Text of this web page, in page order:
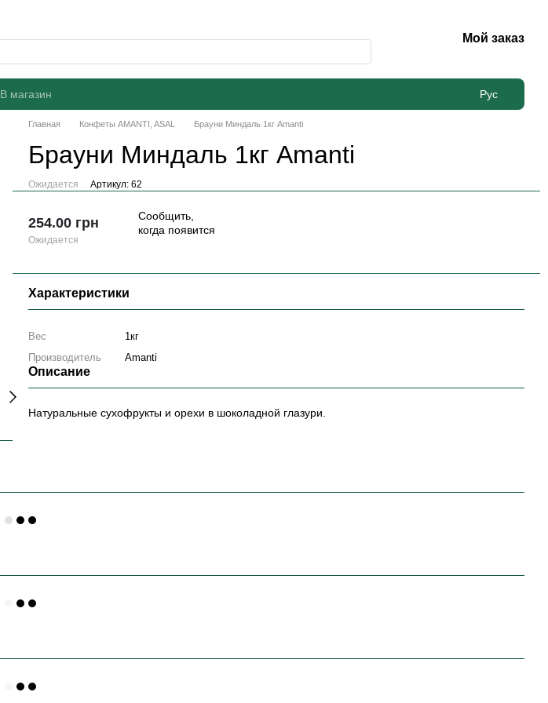
Мой заказ
В магазин Рус
Главная Конфеты AMANTI, ASAL Брауни Миндаль 1кг Amanti
Брауни Миндаль 1кг Amanti
Ожидается Артикул: 62
254.00 грн
Ожидается
Сообщить,
когда появится
Характеристики
Вес
1кг
Производитель
Amanti
Описание
Натуральные сухофрукты и орехи в шоколадной глазури.